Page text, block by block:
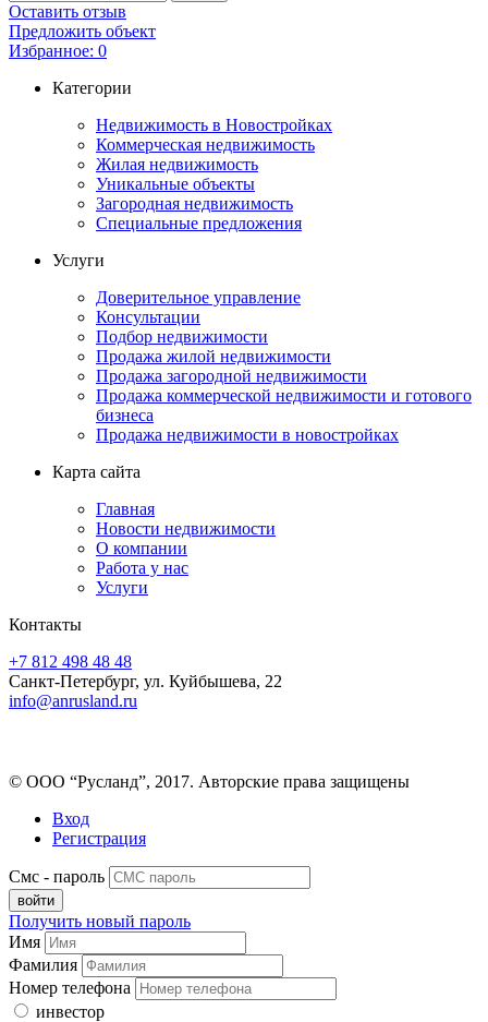
Оставить отзыв
Предложить объект
Избранное: 0
Категории
Недвижимость в Новостройках
Коммерческая недвижимость
Жилая недвижимость
Уникальные объекты
Загородная недвижимость
Специальные предложения
Услуги
Доверительное управление
Консультации
Подбор недвижимости
Продажа жилой недвижимости
Продажа загородной недвижимости
Продажа коммерческой недвижимости и готового
бизнеса
Продажа недвижимости в новостройках
Карта сайта
Главная
Новости недвижимости
О компании
Работа у нас
Услуги
Контакты
+7 812 498 48 48
Санкт-Петербург, ул. Куйбышева, 22
info@anrusland.ru
© ООО “Русланд”, 2017. Авторские права защищены
Вход
Регистрация
Смс - пароль
Получить новый пароль
Имя
Фамилия
Номер телефона
инвестор